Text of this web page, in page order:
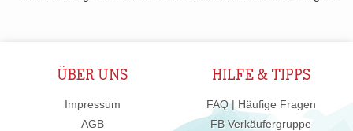
ÜBER UNS
Impressum
AGB
HILFE & TIPPS
FAQ | Häufige Fragen
FB Verkäufergruppe